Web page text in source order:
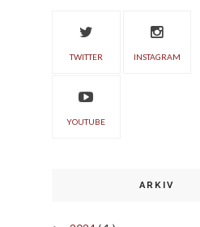
TWITTER INSTAGRAM
YOUTUBE
ARKIV